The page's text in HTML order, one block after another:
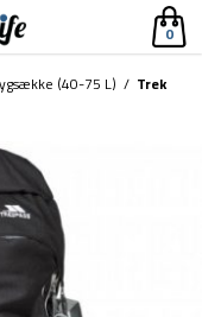
0
(40-75 L) / Trek